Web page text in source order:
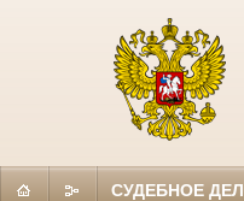
СУДЕБНОЕ